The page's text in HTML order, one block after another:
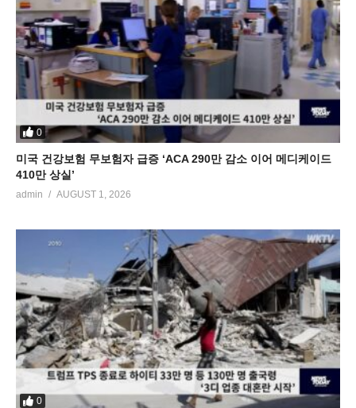
0
미국 건강보험 무보험자 급증 ‘ACA 290만 감소 이어 메디케이드
410만 상실’
admin AUGUST 1, 2026
0